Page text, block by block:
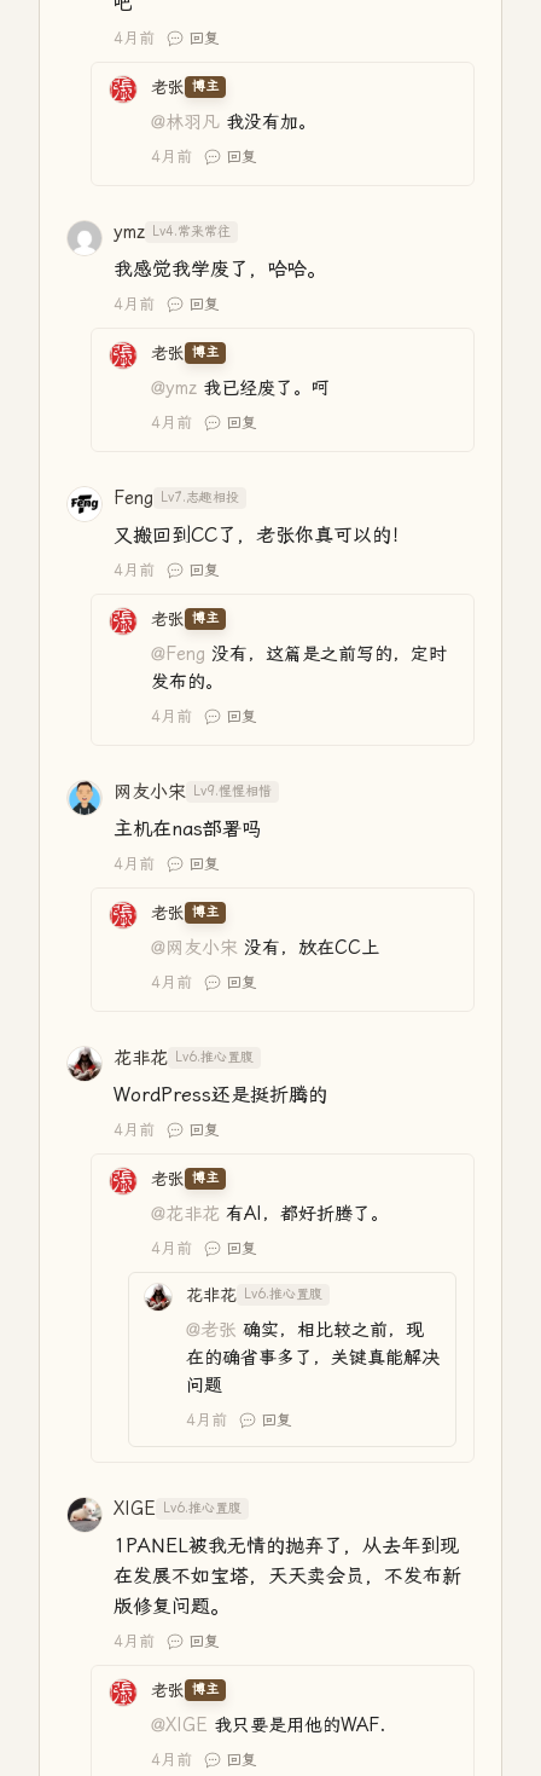
4月前 回复
老张 博主
@林羽凡 我没有加。
4月前 回复
ymz Lv4.常来常往
我感觉我学废了，哈哈。
4月前 回复
老张 博主
@ymz 我已经废了。呵
4月前 回复
Feng Lv7.志趣相投
又搬回到CC了，老张你真可以的！
4月前 回复
老张 博主
@Feng 没有，这篇是之前写的，定时
发布的。
4月前 回复
网友小宋 Lv9.惺惺相惜
主机在nas部署吗
4月前 回复
老张 博主
@网友小宋 没有，放在CC上
4月前 回复
花非花 Lv6.推心置腹
WordPress还是挺折腾的
4月前 回复
老张 博主
@花非花 有AI，都好折腾了。
4月前 回复
花非花 Lv6.推心置腹
@老张 确实，相比较之前，现
在的确省事多了，关键真能解决
问题
4月前 回复
XIGE Lv6.推心置腹
1PANEL被我无情的抛弃了，从去年到现
在发展不如宝塔，天天卖会员，不发布新
版修复问题。
4月前 回复
老张 博主
@XIGE 我只要是用他的WAF.
4月前 回复